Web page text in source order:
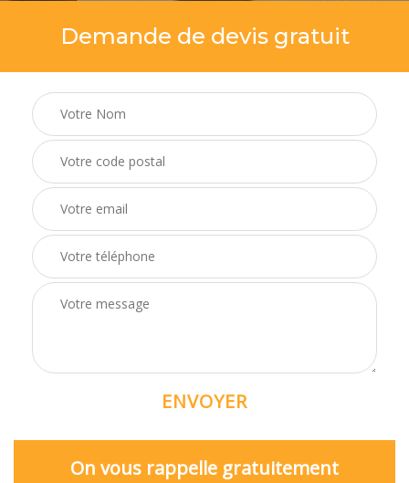
Demande de devis gratuit
On vous rappelle gratuitement